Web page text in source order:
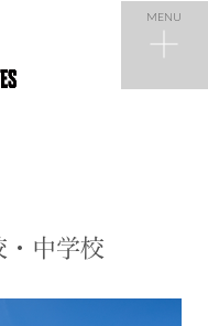
MENU
・中学校